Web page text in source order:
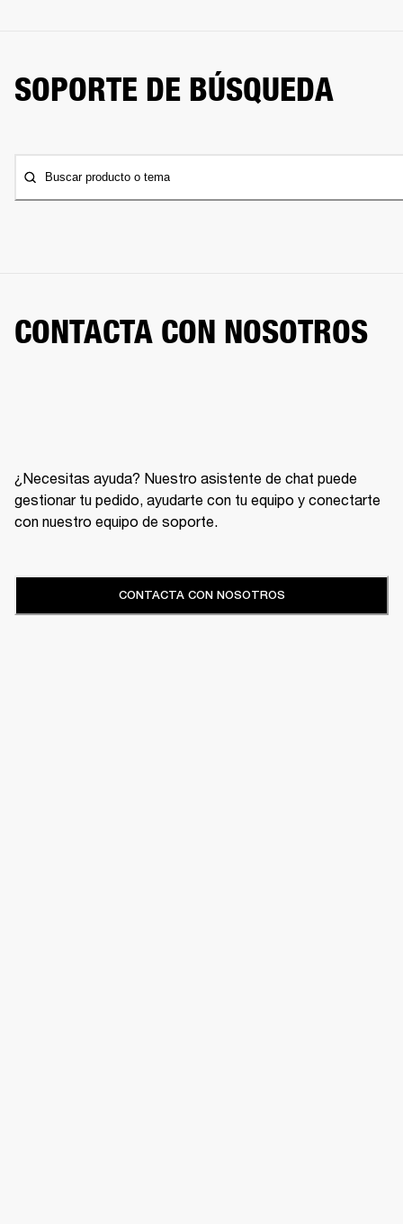
SOPORTE DE BÚSQUEDA
Buscar producto o tema
CONTACTA CON NOSOTROS
¿Necesitas ayuda? Nuestro asistente de chat puede
gestionar tu pedido, ayudarte con tu equipo y conectarte
con nuestro equipo de soporte.
CONTACTA CON NOSOTROS